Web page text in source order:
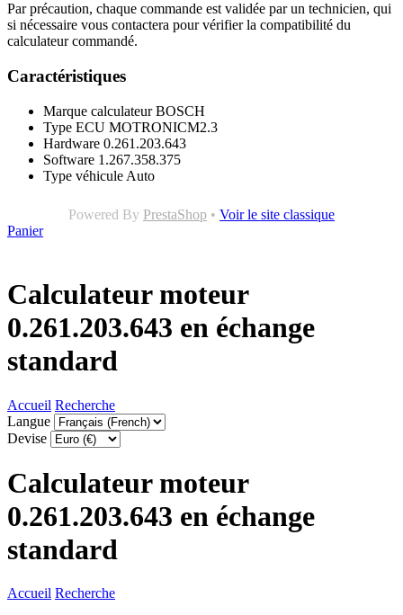
Par précaution, chaque commande est validée par un technicien, qui
si nécessaire vous contactera pour vérifier la compatibilité du
calculateur commandé.
Caractéristiques
Marque calculateur BOSCH
Type ECU MOTRONICM2.3
Hardware 0.261.203.643
Software 1.267.358.375
Type véhicule Auto
Powered By PrestaShop • Voir le site classique
Panier
Calculateur moteur
0.261.203.643 en échange
standard
Accueil Recherche
Langue
Devise
Calculateur moteur
0.261.203.643 en échange
standard
Accueil Recherche